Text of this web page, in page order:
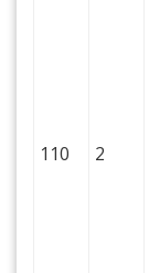
110 2